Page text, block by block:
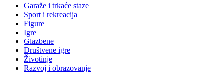
Garaže i trkaće staze
Sport i rekreacija
Figure
Igre
Glazbene
Društvene igre
Životinje
Razvoj i obrazovanje